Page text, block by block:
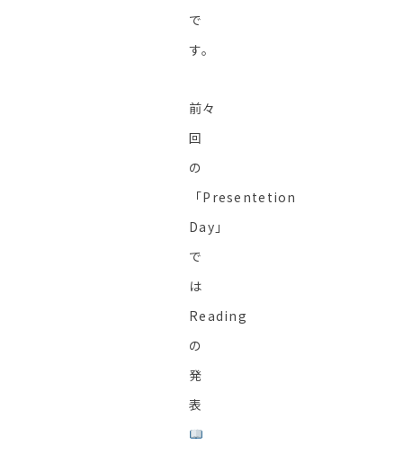
で
す。
前々
回
の
「Presentetion
Day」
で
は
Reading
の
発
表